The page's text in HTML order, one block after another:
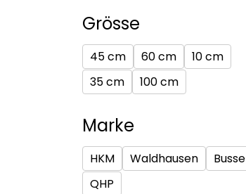
Grösse
45 cm 60 cm
10 cm
35 cm
100 cm
Marke
HKM Waldhausen
Busse
QHP